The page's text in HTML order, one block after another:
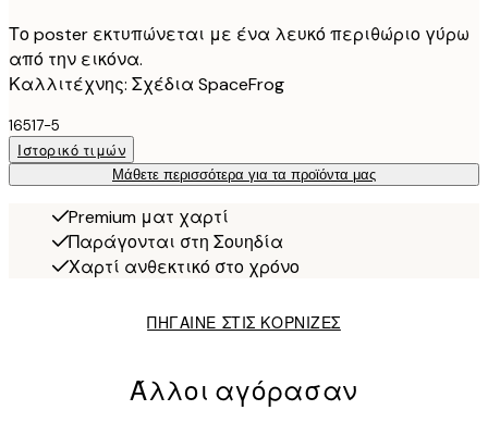
Το poster εκτυπώνεται με ένα λευκό περιθώριο γύρω
από την εικόνα.
Καλλιτέχνης: Σχέδια SpaceFrog
16517-5
Ιστορικό τιμών
Μάθετε περισσότερα για τα προϊόντα μας
Premium ματ χαρτί
Παράγονται στη Σουηδία
Χαρτί ανθεκτικό στο χρόνο
ΠΗΓΑΙΝΕ ΣΤΙΣ ΚΟΡΝΙΖΕΣ
Άλλοι αγόρασαν